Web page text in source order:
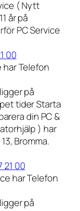
( Nytt
år på
PC Service
00
har Telefon
på
tider Starta
din PC &
) har
Bromma.
21 00
har Telefon
på